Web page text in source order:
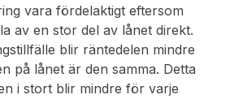
vara fördelaktigt eftersom
av en stor del av lånet direkt.
blir räntedelen mindre
på lånet är den samma. Detta
i stort blir mindre för varje